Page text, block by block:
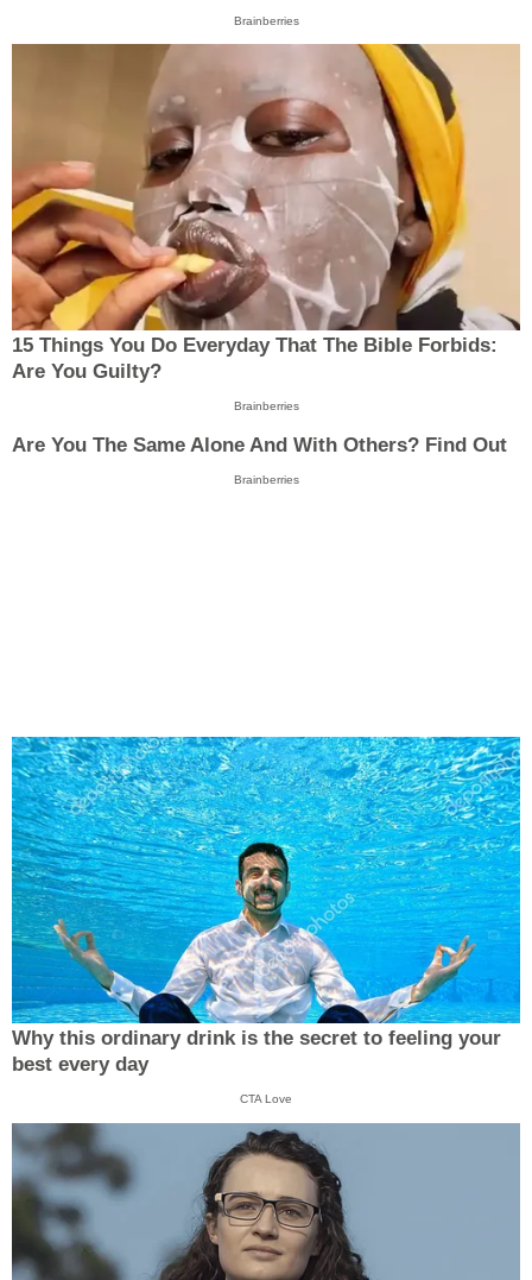
Brainberries
15 Things You Do Everyday That The Bible Forbids:
Are You Guilty?
Brainberries
Are You The Same Alone And With Others? Find Out
Brainberries
Why this ordinary drink is the secret to feeling your
best every day
CTA Love